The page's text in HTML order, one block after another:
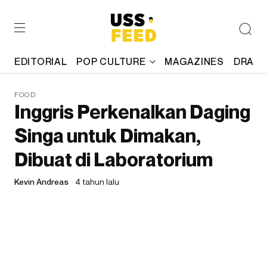
EDITORIAL POP CULTURE MAGAZINES
FOOD
Inggris Perkenalkan Daging
Singa untuk Dimakan,
Dibuat di Laboratorium
Kevin Andreas 4 tahun lalu